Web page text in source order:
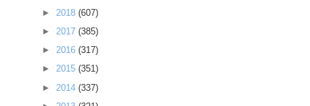
► 2018 (607)
► 2017 (385)
► 2016 (317)
► 2015 (351)
► 2014 (337)